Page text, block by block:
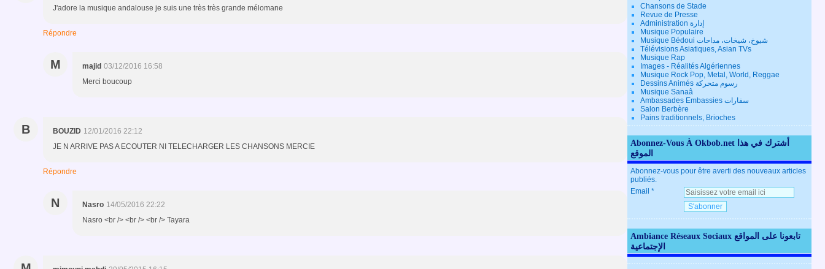
J'adore la musique andalouse je suis une très très grande mélomane
Répondre
M majid 03/12/2016 16:58
Merci boucoup
B BOUZID 12/01/2016 22:12
JE N ARRIVE PAS A ECOUTER NI TELECHARGER LES CHANSONS MERCIE
Répondre
N Nasro 14/05/2016 22:22
Nasro <br /> <br /> <br /> Tayara
Chansons de Stade
Revue de Presse
Administration إدارة
Musique Populaire
Musique Bédoui شيوخ، شيخات، مداحات
Télévisions Asiatiques, Asian TVs
Musique Rap
Images - Réalités Algériennes
Musique Rock Pop, Metal, World, Reggae
Dessins Animés رسوم متحركة
Musique Sanaâ
Ambassades Embassies سفارات
Salon Berbère
Pains traditionnels, Brioches
Abonnez-Vous À Okbob.net أشترك في هذا
الموقع
Abonnez-vous pour être averti des nouveaux articles
publiés.
Email
Ambiance Réseaux Sociaux تابعونا على المواقع
الإجتماعية